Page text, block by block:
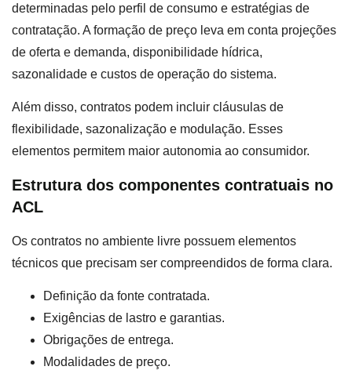
determinadas pelo perfil de consumo e estratégias de
contratação. A formação de preço leva em conta projeções
de oferta e demanda, disponibilidade hídrica,
sazonalidade e custos de operação do sistema.
Além disso, contratos podem incluir cláusulas de
flexibilidade, sazonalização e modulação. Esses
elementos permitem maior autonomia ao consumidor.
Estrutura dos componentes contratuais no
ACL
Os contratos no ambiente livre possuem elementos
técnicos que precisam ser compreendidos de forma clara.
Definição da fonte contratada.
Exigências de lastro e garantias.
Obrigações de entrega.
Modalidades de preço.